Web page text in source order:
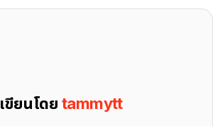
เขียนโดย tammytt